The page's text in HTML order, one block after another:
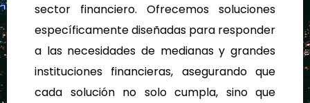
sector financiero. Ofrecemos soluciones
específicamente diseñadas para responder
a las necesidades de medianas y grandes
instituciones financieras, asegurando que
cada solución no solo cumpla, sino que